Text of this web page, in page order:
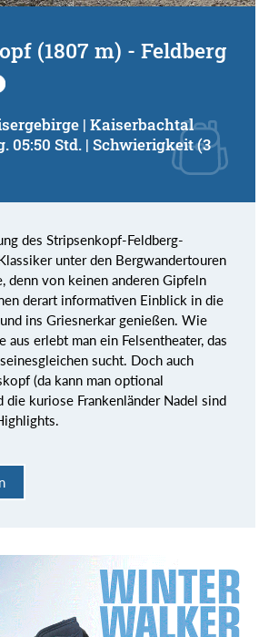
(1807 m) - Feldberg
| Kaiserbachtal
05:50 Std. | Schwierigkeit (3
des Stripsenkopf-Feldberg-
unter den Bergwandertouren
denn von keinen anderen Gipfeln
derart informativen Einblick in die
ins Griesnerkar genießen. Wie
aus erlebt man ein Felsentheater, das
sucht. Doch auch
(da kann man optional
die kuriose Frankenländer Nadel sind